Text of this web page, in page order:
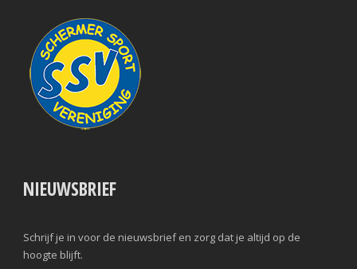
NIEUWSBRIEF
Schrijf je in voor de nieuwsbrief en zorg dat je altijd op de
hoogte blijft.